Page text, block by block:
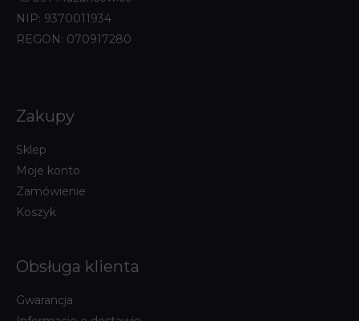
NIP: 9370011934
REGON: 070917280
Zakupy
Sklep
Moje konto
Zamówienie
Koszyk
Obsługa klienta
Gwarancja